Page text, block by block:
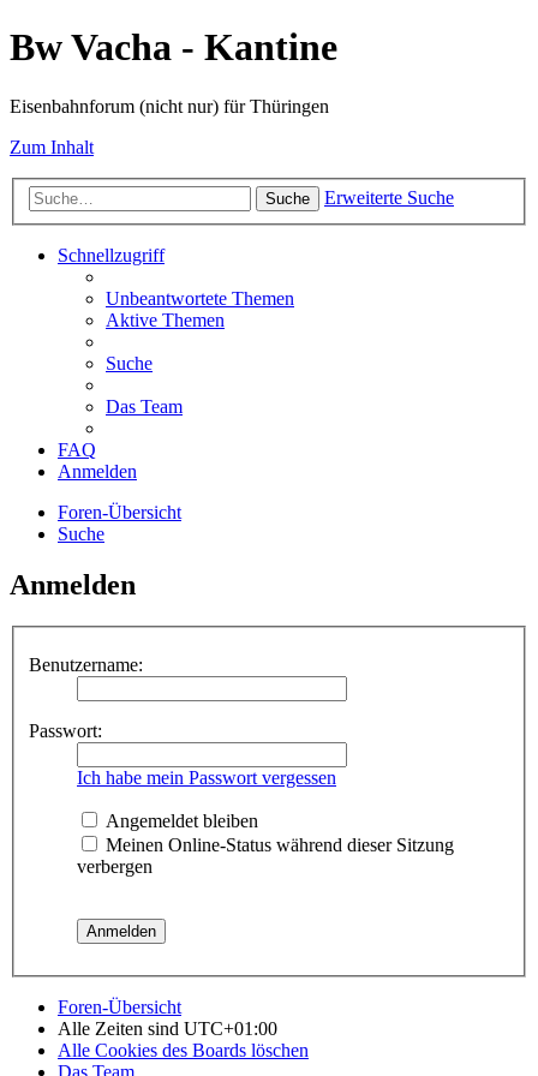
Bw Vacha - Kantine
Eisenbahnforum (nicht nur) für Thüringen
Zum Inhalt
Suche Erweiterte Suche
Schnellzugriff
Unbeantwortete Themen
Aktive Themen
Suche
Das Team
FAQ
Anmelden
Foren-Übersicht
Suche
Anmelden
Benutzername:
Passwort:
Ich habe mein Passwort vergessen
Angemeldet bleiben
Meinen Online-Status während dieser Sitzung
verbergen
Foren-Übersicht
Alle Zeiten sind UTC+01:00
Alle Cookies des Boards löschen
Das Team